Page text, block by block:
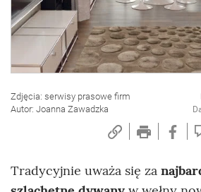
Zdjęcia: serwisy prasowe firm
Autor: Joanna Zawadzka
Tradycyjnie uważa się za